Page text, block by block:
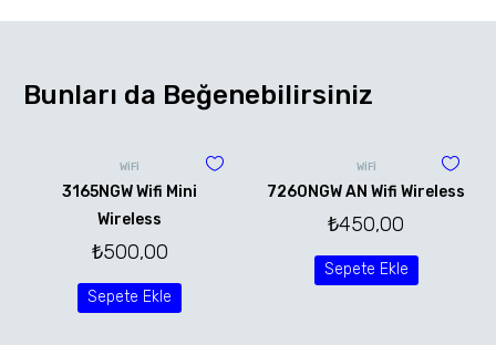
Bunları da Beğenebilirsiniz
WİFİ
3165NGW Wifi Mini
Wireless
₺500,00
Sepete Ekle
WİFİ
7260NGW AN Wifi Wireless
₺450,00
Sepete Ekle